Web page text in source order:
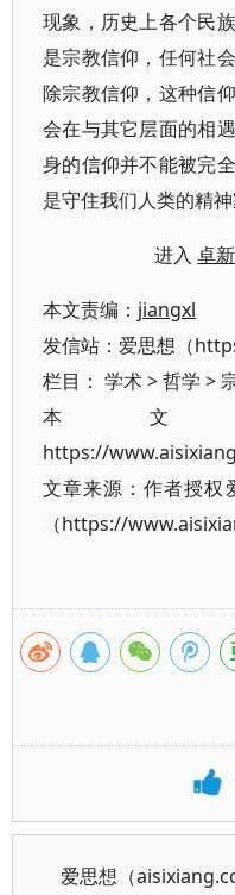
现象，历史上各个民
是宗教信仰，任何社
除宗教信仰，这种信
会在与其它层面的相
身的信仰并不能被完
是守住我们人类的精神
进入卓
本文责编： jiangxl
发信站：爱思想（
栏目： 学术>哲学 >
本文
https://
文章来源：作者授权
（https://
爱思想（